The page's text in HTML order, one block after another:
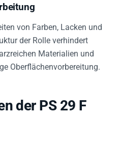
von Farben, Lacken und
der Rolle verhindert
Materialien und
Oberflächenvorbereitung.
der PS 29 F